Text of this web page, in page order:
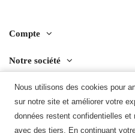
Nous utilisons des cookies pour
sur notre site et améliorer votre
données restent confidentielles et
avec des tiers. En continuantAjouter
Compte
Notre société
Contact us
Télécharger l'application